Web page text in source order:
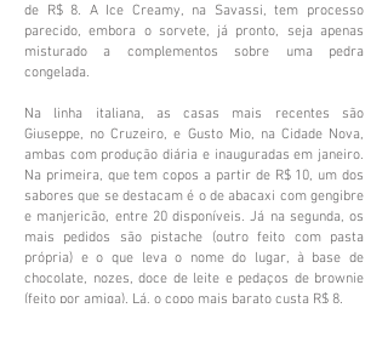
de R$ 8. A Ice Creamy, na Savassi, tem processo
parecido, embora o sorvete, já pronto, seja apenas
misturado a complementos sobre uma pedra
congelada.
Na linha italiana, as casas mais recentes são
Giuseppe, no Cruzeiro, e Gusto Mio, na Cidade Nova,
ambas com produção diária e inauguradas em janeiro.
Na primeira, que tem copos a partir de R$ 10, um dos
sabores que se destacam é o de abacaxi com gengibre
e manjericão, entre 20 disponíveis. Já na segunda, os
mais pedidos são pistache (outro feito com pasta
própria) e o que leva o nome do lugar, à base de
chocolate, nozes, doce de leite e pedaços de brownie
(feito por amiga). Lá, o copo mais barato custa R$ 8.